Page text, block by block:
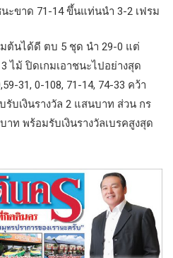
ะขาด 71-14 ขึ้นแท่นนำ 3-2 เฟรม
ต้นได้ดี ตบ 5 ชุด นำ 29-0 แต่
ไม้ ปิดเกมเอาชนะไปอย่างสุด
31, 0-108, 71-14, 74-33 คว้า
บเงินรางวัล 2 แสนบาท ส่วน กร
ท พร้อมรับเงินรางวัลเบรคสูงสุด